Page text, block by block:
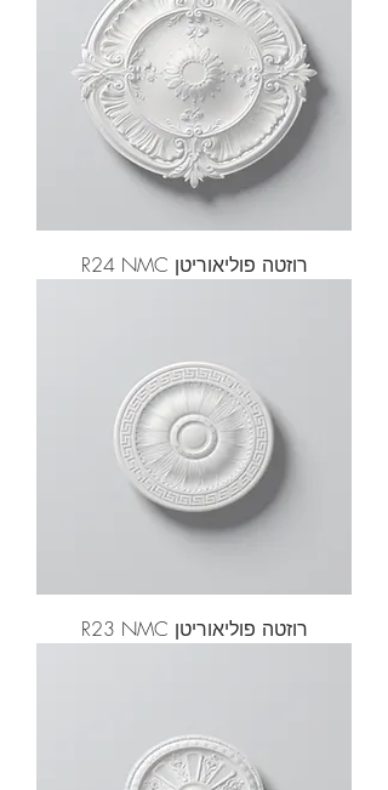
רוזטה פוליאוריטן R24 NMC
רוזטה פוליאוריטן R23 NMC